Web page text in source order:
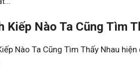
Kiếp Nào Ta Cũng Tìm
Nào Ta Cũng Tìm Thấy Nhau